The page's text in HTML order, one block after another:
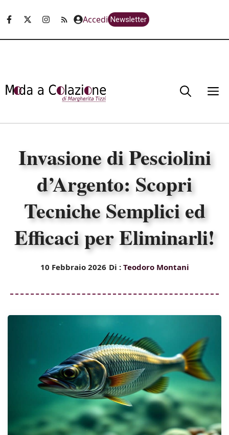
Accedi Newsletter
Invasione di Pesciolini
d’Argento: Scopri
Tecniche Semplici ed
Efficaci per Eliminarli!
10 Febbraio 2026 Di : Teodoro Montani